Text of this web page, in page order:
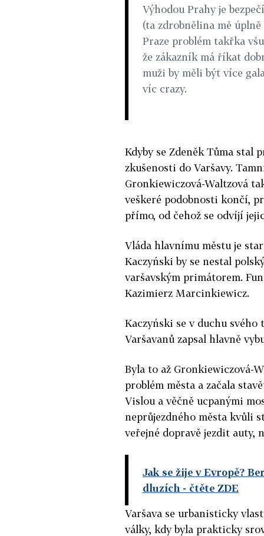
Výhodou Prahy je
(ta zdrobnělina mě úplně
Praze problém takřka
že zákazník má říkat
muži by měli být více
víc crazy.
Kdyby se Zdeněk Tůma stal
zkušenosti do Varšavy.
Gronkiewiczová-Waltzová
veškeré podobnosti končí,
přímo, od čehož se odvíjí
Vláda hlavnímu městu je
Kaczyński by se nestal
varšavským primátorem.
Kazimierz Marcinkiewicz.
Kaczyński se v duchu
Varšavanů zapsal hlavně
Byla to až Gronkiewiczová-
problém města a začala
Vislou a věčně ucpanými
neprůjezdného města kvůli
veřejné dopravě jezdit auty,
Jak se žije v Evropě?
dluzích - čtěte ZDE
Varšava se urbanisticky
války, kdy byla prakticky